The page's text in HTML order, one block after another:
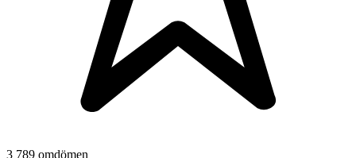
3 789 omdömen